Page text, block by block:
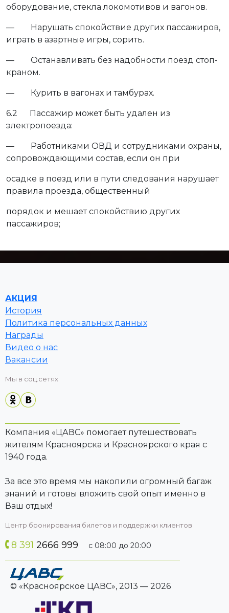
оборудование, стекла локомотивов и вагонов.
— Нарушать спокойствие других пассажиров,
играть в азартные игры, сорить.
— Останавливать без надобности поезд стоп-
краном.
— Курить в вагонах и тамбурах.
6.2 Пассажир может быть удален из
электропоезда:
— Работниками ОВД и сотрудниками охраны,
сопровождающими состав, если он при
осадке в поезд или в пути следования нарушает
правила проезда, общественный
порядок и мешает спокойствию других
пассажиров;
© «Красноярское ЦАВС», 2013 — 2026
Компания «ЦАВС» помогает путешествовать
жителям Красноярска и Красноярского края с
1940 года.
За все это время мы накопили огромный багаж
знаний и готовы вложить свой опыт именно в
Ваш отдых!
Центр бронирования билетов и поддержки клиентов
8 391 2666 999 с 08:00 до 20:00
АКЦИЯ
История
Политика персональных данных
Награды
Видео о нас
Вакансии
Мы в соц.сетях